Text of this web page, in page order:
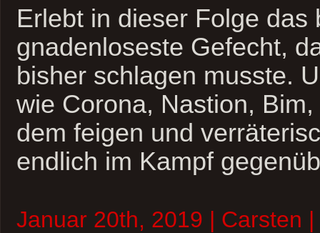
Erlebt in dieser Folge das
gnadenloseste Gefecht,
bisher schlagen musste.
wie Corona, Nastion,
dem feigen und
endlich im Kampf
Januar 20th, 2019 | Carsten